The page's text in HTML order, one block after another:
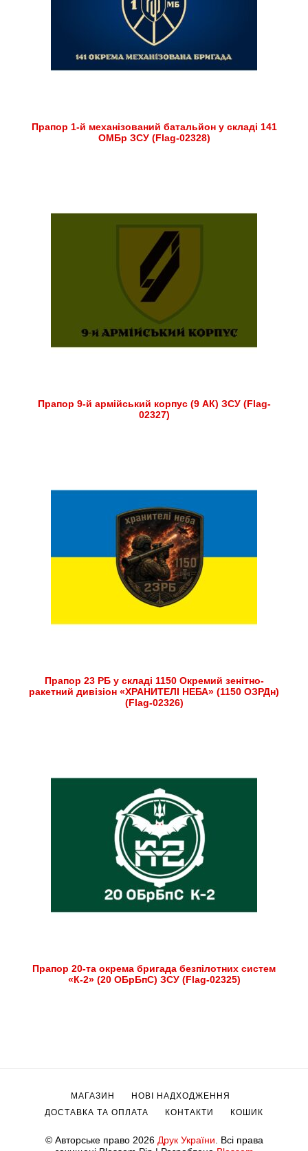
Прапор 1-й механізований батальйон у складі 141
ОМБр ЗСУ (Flag-02328)
Прапор 9-й армійський корпус (9 АК) ЗСУ (Flag-
02327)
Прапор 23 РБ у складі 1150 Окремий зенітно-
ракетний дивізіон «ХРАНИТЕЛІ НЕБА» (1150 ОЗРДн)
(Flag-02326)
Прапор 20-та окрема бригада безпілотних систем
«К-2» (20 ОБрБпС) ЗСУ (Flag-02325)
© Авторське право 2026 Друк України . Всі права
МАГАЗИН
НОВІ НАДХОДЖЕННЯ
ДОСТАВКА ТА ОПЛАТА
КОНТАКТИ КОШИК